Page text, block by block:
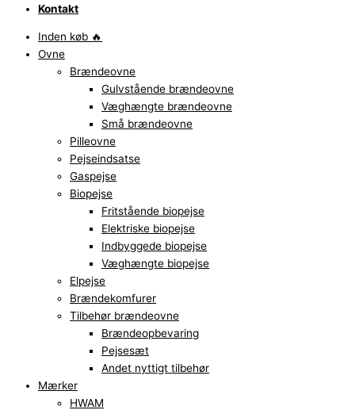
Kontakt
Inden køb 🔥
Ovne
Brændeovne
Gulvstående brændeovne
Væghængte brændeovne
Små brændeovne
Pilleovne
Pejseindsatse
Gaspejse
Biopejse
Fritstående biopejse
Elektriske biopejse
Indbyggede biopejse
Væghængte biopejse
Elpejse
Brændekomfurer
Tilbehør brændeovne
Brændeopbevaring
Pejsesæt
Andet nyttigt tilbehør
Mærker
HWAM